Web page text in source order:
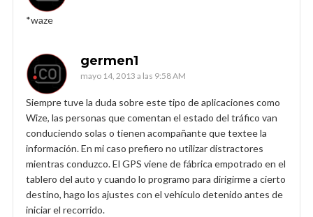
*waze
germen1
mayo 14, 2013 a las 9:58 AM
Siempre tuve la duda sobre este tipo de aplicaciones como
Wize, las personas que comentan el estado del tráfico van
conduciendo solas o tienen acompañante que textee la
información. En mi caso prefiero no utilizar distractores
mientras conduzco. El GPS viene de fábrica empotrado en el
tablero del auto y cuando lo programo para dirigirme a cierto
destino, hago los ajustes con el vehículo detenido antes de
iniciar el recorrido.